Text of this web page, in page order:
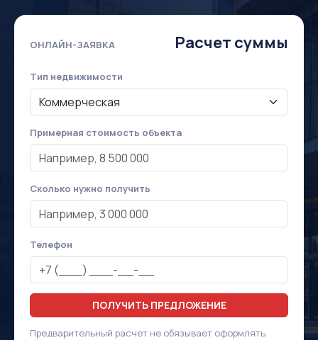
ОНЛАЙН-ЗАЯВКА Расчет суммы
Тип недвижимости
Примерная стоимость объекта
Сколько нужно получить
Телефон
ПОЛУЧИТЬ ПРЕДЛОЖЕНИЕ
Предварительный расчет не обязывает оформлять